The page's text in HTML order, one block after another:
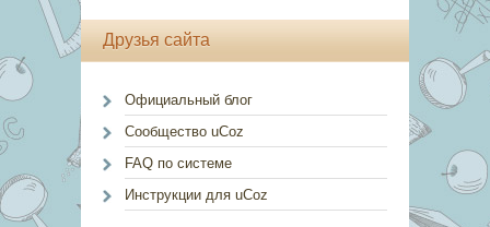
Друзья сайта
Официальный блог
Сообщество uCoz
FAQ по системе
Инструкции для uCoz